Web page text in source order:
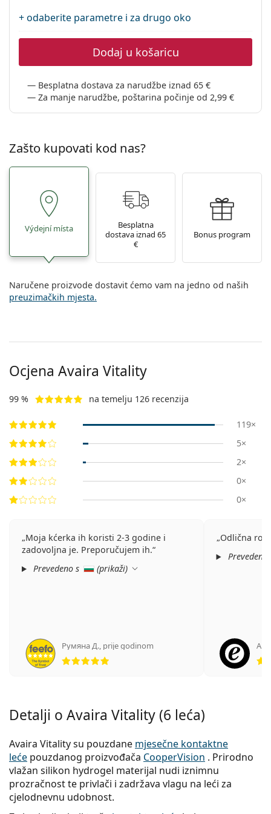
Sve marke sunčanih naočala
+ odaberite parametre i za drugo oko
Dodaj u košaricu
Besplatna dostava za narudžbe iznad 65 €
Za manje narudžbe, poštarina počinje od 2,99 €
Zašto kupovati kod nas?
Výdejní místa
Besplatna
dostava iznad 65
€
Bonus program
Naručene proizvode dostavit ćemo vam na jedno od naših
preuzimačkih mjesta.
Ocjena Avaira Vitality
99 % na temelju 126 recenzija
119×
5×
2×
0×
0×
Moja kćerka ih koristi 2-3 godine i
zadovoljna je. Preporučujem ih.
Prevedeno s
(prikaži)
Румяна Д., prije godinom
ocjena 5 od 5
Odlična
Detalji o Avaira Vitality (6 leća)
Avaira Vitality su pouzdane mjesečne kontaktne
leće pouzdanog proizvođača CooperVision . Prirodno
vlažan silikon hydrogel materijal nudi iznimnu
prozračnost te privlači i zadržava vlagu na leći za
cjelodnevnu udobnost.